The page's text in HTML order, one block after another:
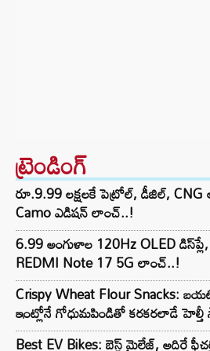
ట్రెండింగ్‌
రూ.9.99 లక్షలకే పెట్రోల్, డీజిల్, CNG
Camo ఎడిషన్ లాంచ్..!
6.99 అంగుళాల 120Hz OLED
REDMI Note 17 5G లాంచ్..!
Crispy Wheat Flour Snacks:
ఇంట్లోనే గోధుమపిండితో కరకరలాడే
Best EV Bikes: బెస్ట్ మైలేజ్, అదిరే